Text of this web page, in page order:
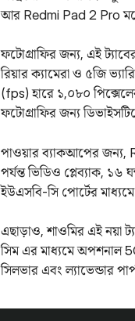
আর Redmi Pad 2 Pro
ফটোগ্রাফির জন্য, এই
রিয়ার ক্যামেরা ও ৫জি
(fps) হারে ১,০৮০
ফটোগ্রাফির জন্য
পাওয়ার ব্যাকআপের জন্য,
পর্যন্ত ভিডিও প্লেব্যাক, ১৬
ইউএসবি-সি পোর্টের মাধ্যমে
এছাড়াও, শাওমির এই নয়া
সিম এর মাধ্যমে অপশনাল
সিলভার এবং ল্যাভেন্ডার